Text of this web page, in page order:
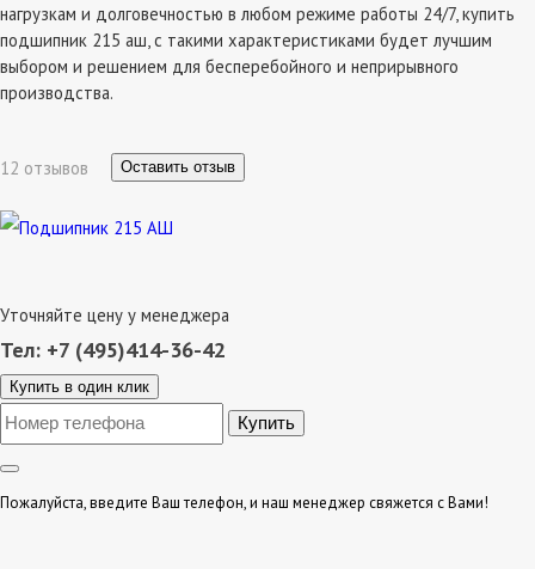
нагрузкам и долговечностью в любом режиме работы 24/7, купить
подшипник 215 аш, с такими характеристиками будет лучшим
выбором и решением для бесперебойного и неприрывного
производства.
12 отзывов Оставить отзыв
Уточняйте цену у менеджера
Тел: +7 (495)414-36-42
Купить в один клик
Пожалуйста, введите Ваш телефон, и наш менеджер свяжется с Вами!